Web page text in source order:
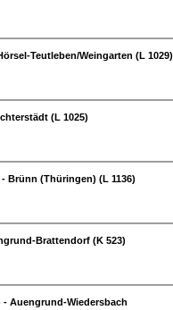
Teutleben/Weingarten (L 1029)
(L 1025)
Brünn (Thüringen) (L 1136)
Brattendorf (K 523)
- Auengrund-Wiedersbach